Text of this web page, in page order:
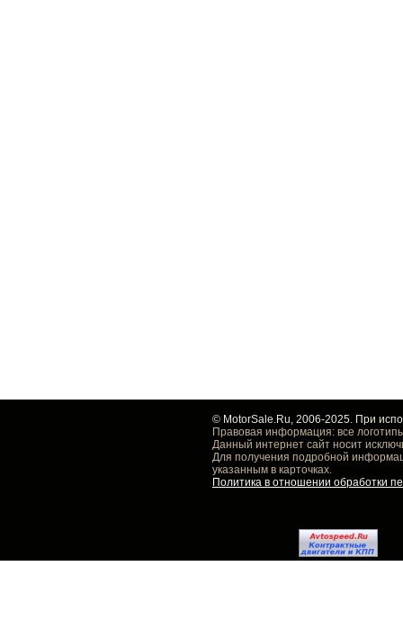
© MotorSale.Ru, 2006-2025. При
Правовая информация: все
Данный интернет сайт носит
Для получения подробной
указанным в карточках.
Политика в отношении обработки